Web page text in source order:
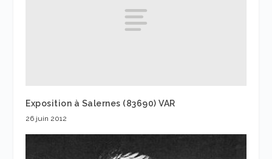
Exposition à Salernes (83690) VAR
26 juin 2012